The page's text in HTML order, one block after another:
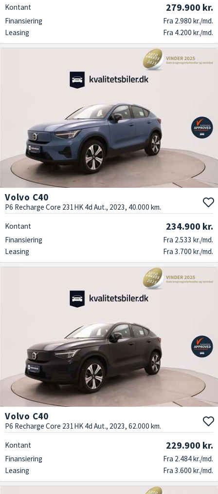
Kontant 279.900 kr.
Finansiering
Fra 2.980 kr./md.
Leasing
Fra 4.200 kr./md.
Volvo C40
P6 Recharge Core 231HK 4d Aut., 2023, 40.000 km.
Kontant 234.900 kr.
Finansiering
Fra 2.533 kr./md.
Leasing
Fra 3.700 kr./md.
Volvo C40
P6 Recharge Core 231HK 4d Aut., 2023, 62.000 km.
Kontant 229.900 kr.
Finansiering
Fra 2.484 kr./md.
Leasing
Fra 3.600 kr./md.